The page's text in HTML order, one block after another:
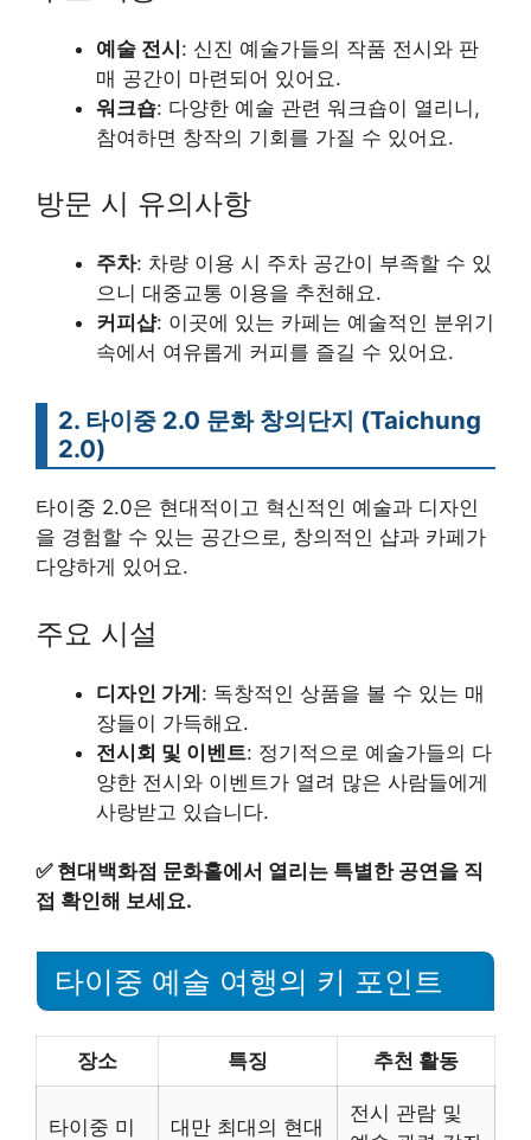
예술 전시: 신진 예술가들의 작품 전시와 판
매 공간이 마련되어 있어요.
워크숍: 다양한 예술 관련 워크숍이 열리니,
참여하면 창작의 기회를 가질 수 있어요.
방문 시 유의사항
주차: 차량 이용 시 주차 공간이 부족할 수 있
으니 대중교통 이용을 추천해요.
커피샵: 이곳에 있는 카페는 예술적인 분위기
속에서 여유롭게 커피를 즐길 수 있어요.
2. 타이중 2.0 문화 창의단지 (Taichung
2.0)
타이중 2.0은 현대적이고 혁신적인 예술과 디자인
을 경험할 수 있는 공간으로, 창의적인 샵과 카페가
다양하게 있어요.
주요 시설
디자인 가게: 독창적인 상품을 볼 수 있는 매
장들이 가득해요.
전시회 및 이벤트: 정기적으로 예술가들의 다
양한 전시와 이벤트가 열려 많은 사람들에게
사랑받고 있습니다.
✅ 현대백화점 문화홀에서 열리는 특별한 공연을 직
접 확인해 보세요.
타이중 예술 여행의 키 포인트
장소 특징 추천 활동
타이중 미
대만 최대의 현대
전시 관람 및